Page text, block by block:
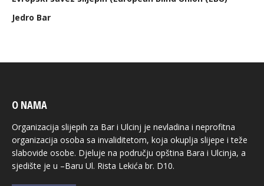
Jedro Bar
O NAMA
Organizacija slijepih za Bar i Ulcinj je nevladina i neprofitna
organizacija osoba sa invaliditetom, koja okuplja slijepe i teže
slabovide osobe. Djeluje na području opština Bara i Ulcinja, a
sjedište je u –Baru Ul. Rista Lekića br. D10.